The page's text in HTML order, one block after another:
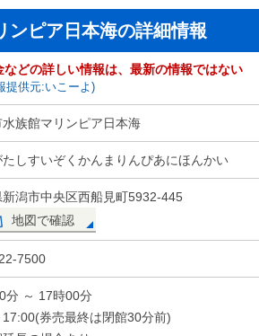
ンピア日本海の詳細情報
どの詳しい情報は、最新の情報ではない
提供元:いこーよ)
水族館マリンピア日本海
たしすいぞくかんまりんぴあにほんかい
新潟市中央区西船見町5932-445
地図で確認
7500
分 ～ 17時00分
券売最終は閉館30分前)